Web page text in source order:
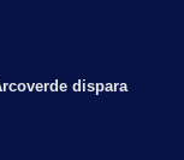
dispara